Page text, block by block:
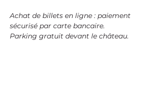
Achat de billets en ligne : paiement
sécurisé par carte bancaire.
Parking gratuit devant le château.